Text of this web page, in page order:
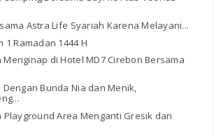
Astra Life Syariah Karena Melayani...
1 Ramadan 1444 H
Menginap di Hotel MD7 Cirebon Bersama
Dengan Bunda Nia dan Menik,
Playground Area Menganti Gresik dan